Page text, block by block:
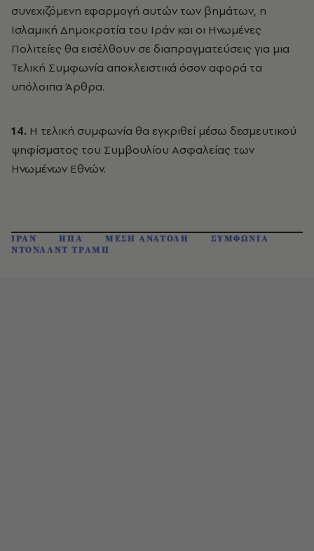
συνεχιζόμενη εφαρμογή αυτών των βημάτων, η
Ισλαμική Δημοκρατία του Ιράν και οι Ηνωμένες
Πολιτείες θα εισέλθουν σε διαπραγματεύσεις για μια
Τελική Συμφωνία αποκλειστικά όσον αφορά τα
υπόλοιπα Άρθρα.
14. Η τελική συμφωνία θα εγκριθεί μέσω δεσμευτικού
ψηφίσματος του Συμβουλίου Ασφαλείας των
Ηνωμένων Εθνών.
ΙΡΑΝ ΗΠΑ ΜΕΣΗ ΑΝΑΤΟΛΗ
ΣΥΜΦΩΝΙΑ
ΝΤΟΝΑΛΝΤ ΤΡΑΜΠ